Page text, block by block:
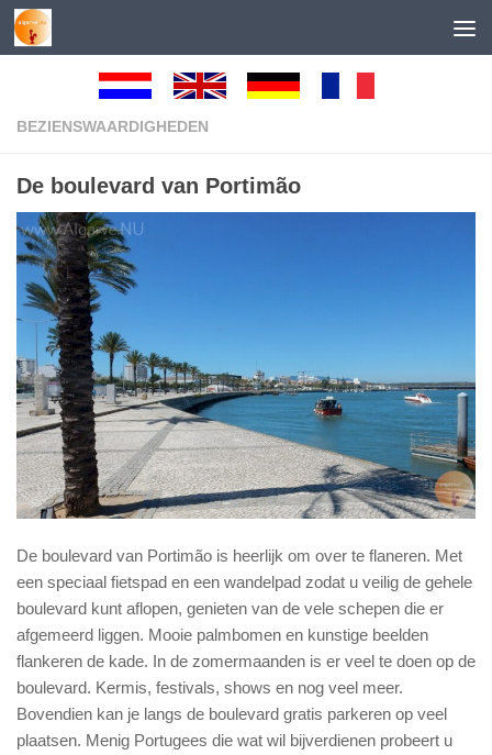
Skip to content
BEZIENSWAARDIGHEDEN
De boulevard van Portimão
De boulevard van Portimão is heerlijk om over te flaneren. Met
een speciaal fietspad en een wandelpad zodat u veilig de gehele
boulevard kunt aflopen, genieten van de vele schepen die er
afgemeerd liggen. Mooie palmbomen en kunstige beelden
flankeren de kade. In de zomermaanden is er veel te doen op de
boulevard. Kermis, festivals, shows en nog veel meer.
Bovendien kan je langs de boulevard gratis parkeren op veel
plaatsen. Menig Portugees die wat wil bijverdienen probeert u